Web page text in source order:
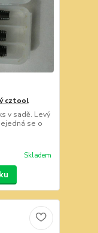
cztool
v sadě. Levý
se o
Skladem